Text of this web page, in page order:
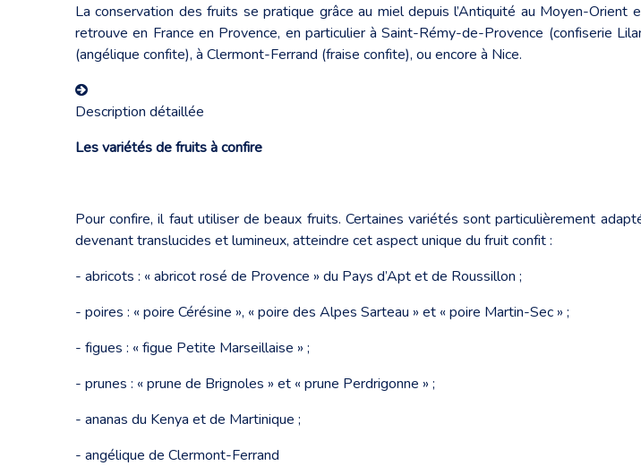
La conservation des fruits se pratique grâce au miel depuis l’Antiquité au Moyen-
retrouve en France en Provence, en particulier à Saint-Rémy-de-Provence (confiserie
(angélique confite), à Clermont-Ferrand (fraise confite), ou encore à Nice.
Description détaillée
Les variétés de fruits à confire
Pour confire, il faut utiliser de beaux fruits. Certaines variétés sont particulièrement
devenant translucides et lumineux, atteindre cet aspect unique du fruit confit :
- abricots : « abricot rosé de Provence » du Pays d’Apt et de Roussillon ;
- poires : « poire Cérésine », « poire des Alpes Sarteau » et « poire Martin-Sec » ;
- figues : « figue Petite Marseillaise » ;
- prunes : « prune de Brignoles » et « prune Perdrigonne » ;
- ananas du Kenya et de Martinique ;
- angélique de Clermont-Ferrand